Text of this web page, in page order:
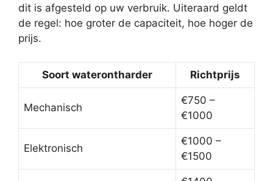
dit is afgesteld op uw verbruik. Uiteraard geldt
de regel: hoe groter de capaciteit, hoe hoger de
prijs.
Soort waterontharder Richtprijs
Mechanisch
€750 –
€1000
Elektronisch
€1000 –
€1500